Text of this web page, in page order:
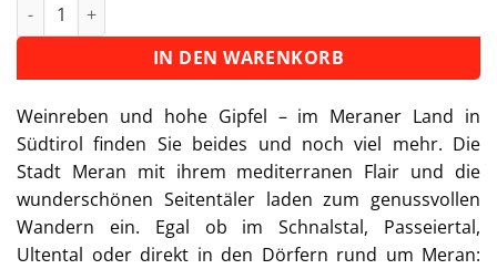
Wanderführer Meraner Land - 32 Tageswanderungen Menge
IN DEN WARENKORB
Alternative:
Weinreben und hohe Gipfel – im Meraner Land in
Südtirol finden Sie beides und noch viel mehr. Die
Stadt Meran mit ihrem mediterranen Flair und die
wunderschönen Seitentäler laden zum genussvollen
Wandern ein. Egal ob im Schnalstal, Passeiertal,
Ultental oder direkt in den Dörfern rund um Meran: